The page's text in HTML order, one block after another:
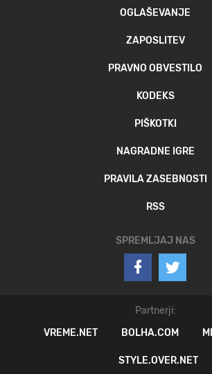
OGLAŠEVANJE
ZAPOSLITEV
PRAVNO OBVESTILO
KODEKS
PIŠKOTKI
NAGRADNE IGRE
PRAVILA ZASEBNOSTI
RSS
SPREMLJAJ NAS
Partnerji:
VREME.NET
BOLHA.COM
STYLE.OVER.NET